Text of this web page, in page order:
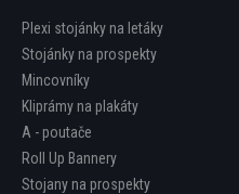
Plexi stojánky na letáky
Stojánky na prospekty
Mincovníky
Kliprámy na plakáty
A - poutače
Roll Up Bannery
Stojany na prospekty